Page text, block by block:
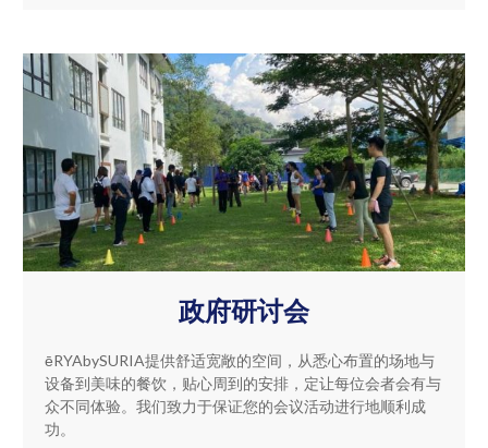
政府研讨会
ēRYAbySURIA提供舒适宽敞的空间，从悉心布置的场地与
设备到美味的餐饮，贴心周到的安排，定让每位会者会有与
众不同体验。我们致力于保证您的会议活动进行地顺利成
功。